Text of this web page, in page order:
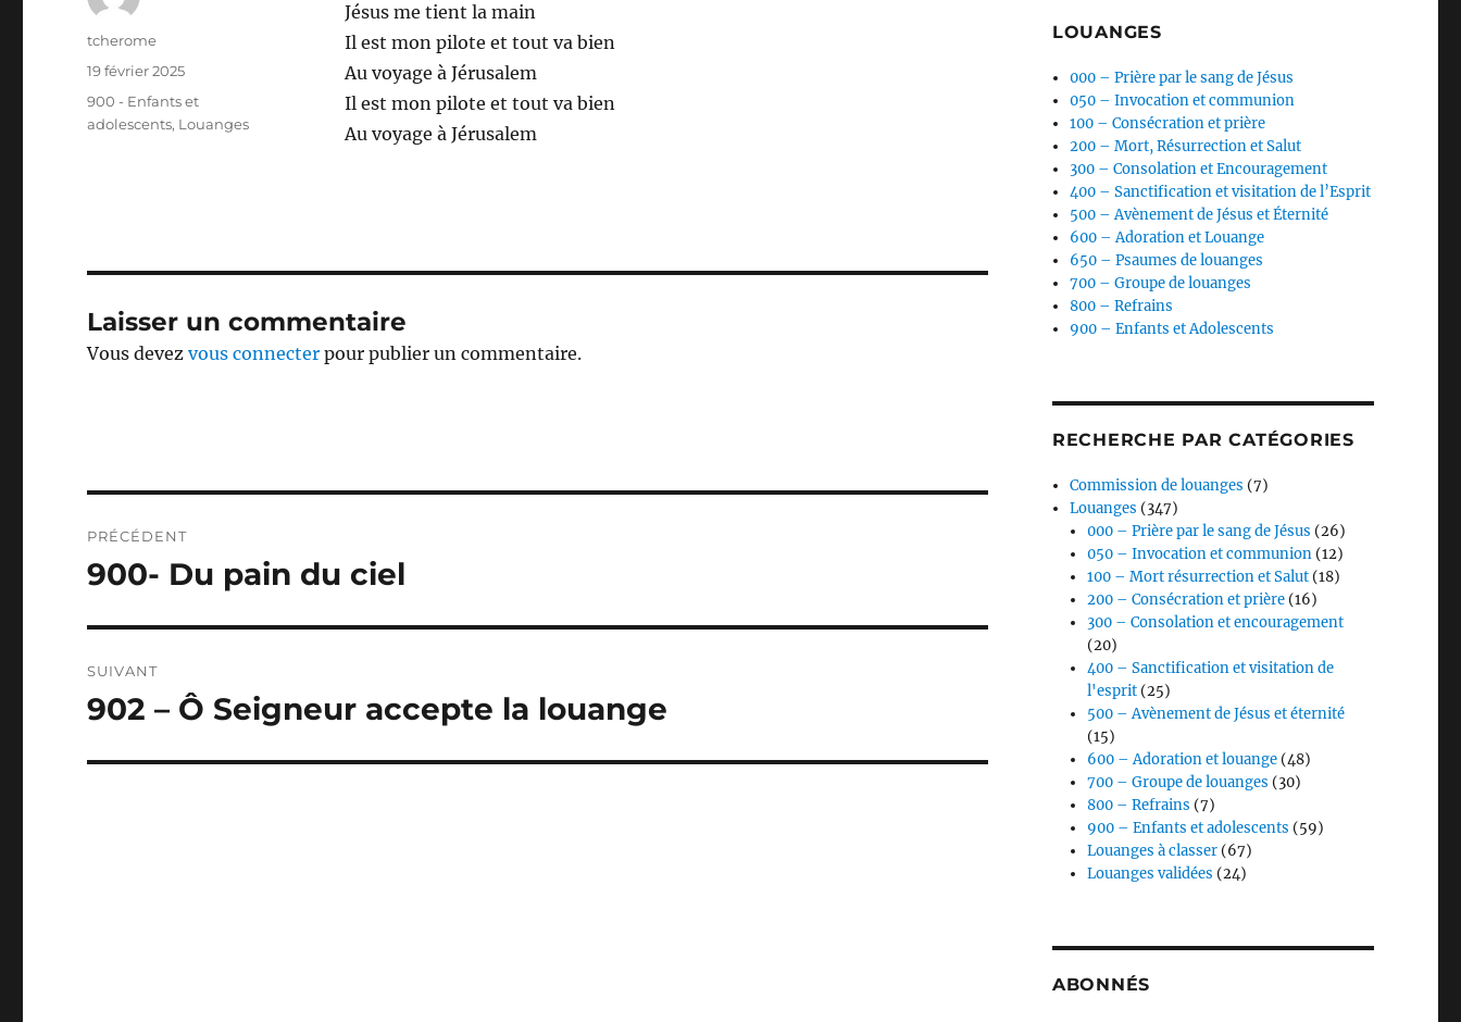
Jésus me tient la main
Il est mon pilote et tout va bien
Au voyage à Jérusalem
Il est mon pilote et tout va bien
Au voyage à Jérusalem
Auteur
tcherome
Publié
19 février 2025
Catégories
900 - Enfants et
adolescents, Louanges
Laisser un commentaire
Vous devezvous connecter pour publier un commentaire.
de
PRÉCÉDENT
Publication
900- Du pain du ciel
SUIVANT
Publication
902 – Ô Seigneur accepte la louange
LOUANGES
000 – Prière par le sang de Jésus
050 – Invocation et communion
100 – Consécration et prière
200 – Mort, Résurrection et Salut
300 – Consolation et Encouragement
400 – Sanctification et visitation de l’Esprit
500 – Avènement de Jésus et Éternité
600 – Adoration et Louange
650 – Psaumes de louanges
700 – Groupe de louanges
800 – Refrains
900 – Enfants et Adolescents
RECHERCHE PAR CATÉGORIES
Commission de louanges (7)
Louanges (347)
000 – Prière par le sang de Jésus (26)
050 – Invocation et communion (12)
100 – Mort résurrection et Salut (18)
200 – Consécration et prière (16)
300 – Consolation et encouragement
(20)
400 – Sanctification et visitation de
l'esprit (25)
500 – Avènement de Jésus et éternité
(15)
600 – Adoration et louange (48)
700 – Groupe de louanges (30)
800 – Refrains (7)
900 – Enfants et adolescents (59)
Louanges à classer (67)
Louanges validées (24)
ABONNÉS